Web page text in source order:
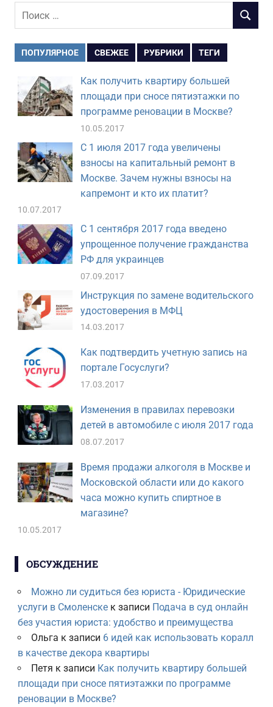
Поиск
ПОИСК
ПОПУЛЯРНОЕ СВЕЖЕЕ РУБРИКИ ТЕГИ
Как получить квартиру большей
площади при сносе пятиэтажки по
программе реновации в Москве?
10.05.2017
С 1 июля 2017 года увеличены
взносы на капитальный ремонт в
Москве. Зачем нужны взносы на
капремонт и кто их платит?
10.07.2017
С 1 сентября 2017 года введено
упрощенное получение гражданства
РФ для украинцев
07.09.2017
Инструкция по замене водительского
удостоверения в МФЦ
14.03.2017
Как подтвердить учетную запись на
портале Госуслуги?
17.03.2017
Изменения в правилах перевозки
детей в автомобиле с июля 2017 года
08.07.2017
Время продажи алкоголя в Москве и
Московской области или до какого
часа можно купить спиртное в
магазине?
10.05.2017
ОБСУЖДЕНИЕ
Можно ли судиться без юриста - Юридические
услуги в Смоленскек записи Подача в суд онлайн
без участия юриста: удобство и преимущества
Ольга к записи 6 идей как использовать коралл
в качестве декора квартиры
Петя к записи Как получить квартиру большей
площади при сносе пятиэтажки по программе
реновации в Москве?